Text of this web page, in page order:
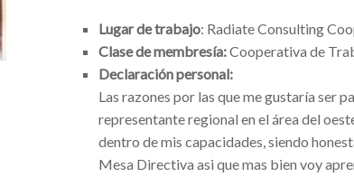
Lugar de trabajo: Radiate Consulting
Clase de membresía:Cooperativa de
Declaración personal:
Las razones por las que me gustaría ser
representante regional en el área del
dentro de mis capacidades, siendo
Mesa Directiva asi que mas bien voy